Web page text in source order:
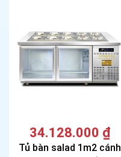
Tủ bàn salad 1m2 cánh
34.128.000 ₫